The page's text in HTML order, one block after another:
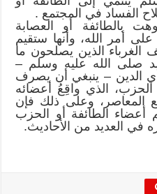
الفساد في المجتمع .
بالطائفة أو العصابة
أمر الله، وأنها ستقيم
الغرباء الذين يصلحون ما
صلى الله عليه وسلم –
الدين – ينبغي أن يصرف
الذي واقِعُ أعضائه
المعاصر، وعلى ذلك فإن
أعضاء الطائفة أو الحزب
في العديد من الأحاديث.